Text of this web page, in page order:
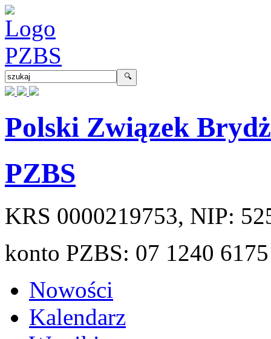
Polski Związek
PZBS
KRS 0000219753, NIP:
konto PZBS: 07 1240
Nowości
Kalendarz